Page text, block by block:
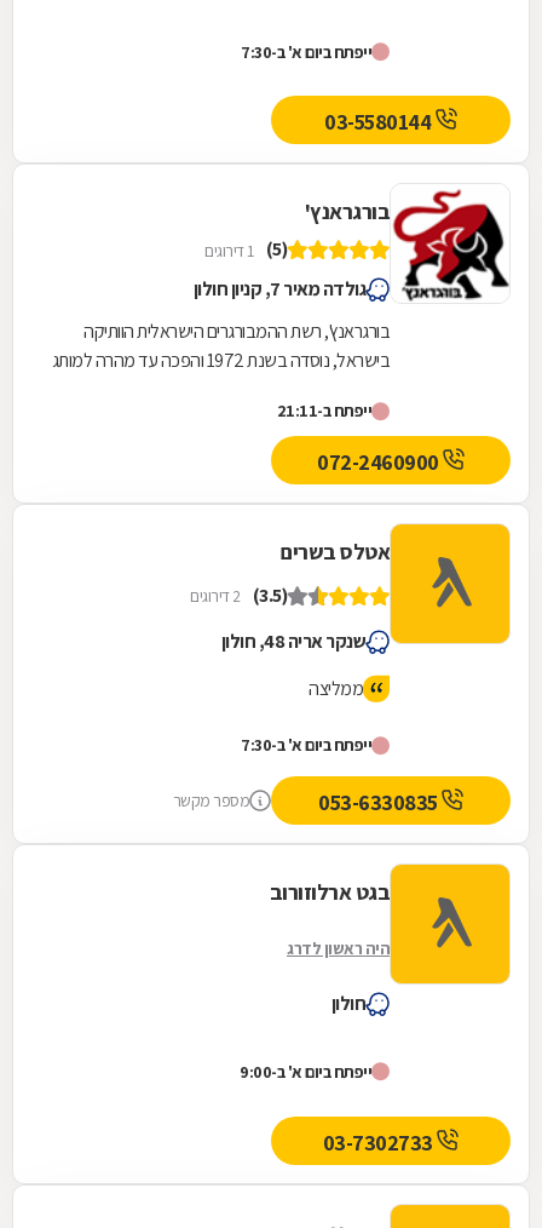
ייפתח ביום א' ב-7:30
03-5580144
בורגראנץ'
(5) 1 דירוגים
גולדה מאיר 7, קניון חולון
בורגראנץ', רשת ההמבורגרים הישראלית הוותיקה
בישראל, נוסדה בשנת 1972 והפכה עד מהרה למותג
היחידה...
ייפתח ב-21:11
אטלס בשרים
(3.5) 2 דירוגים
שנקר אריה 48, חולון
ממליצה
ייפתח ביום א' ב-7:30
מספר מקשר
בגט ארלוזורוב
היה ראשון לדרג
חולון
ייפתח ביום א' ב-9:00
03-7302733